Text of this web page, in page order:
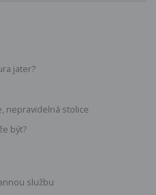
jater?
nepravidelná stolice
být?
službu